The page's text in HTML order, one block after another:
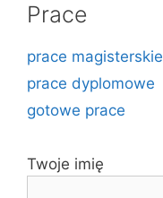
Prace
prace magisterskie
prace dyplomowe
gotowe prace
Twoje imię